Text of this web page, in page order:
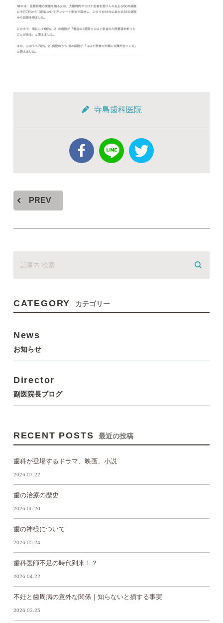
寺島歯科医院
PREV
CATEGORY カテゴリー
News
お知らせ
Director
副医院長ブログ
RECENT POSTS 最近の投稿
歯科が登場するドラマ、映画、小説
2026.07.22
歯の治療の歴史
2026.06.20
歯の神様について
2026.05.24
歯科医師不足の時代到来！？
2026.04.22
不妊と歯周病の意外な関係｜知らないと損する事実
2026.03.25